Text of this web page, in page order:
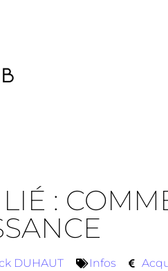
:
DUHAUT Infos